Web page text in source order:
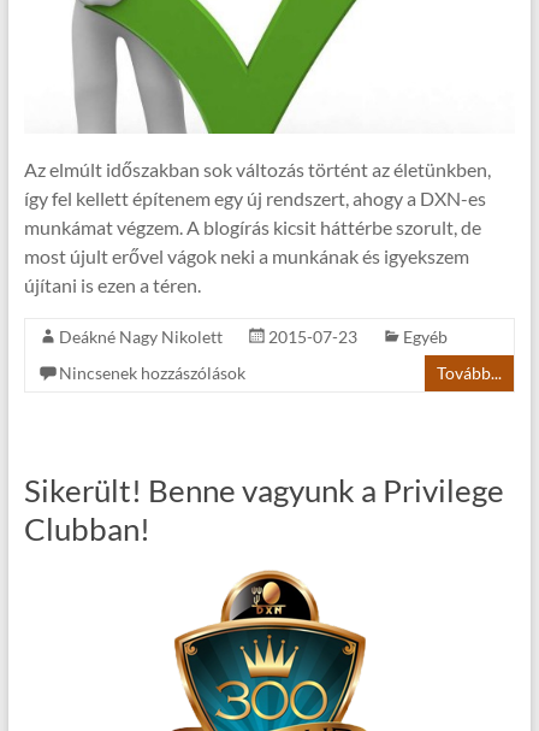
Az elmúlt időszakban sok változás történt az életünkben,
így fel kellett építenem egy új rendszert, ahogy a DXN-es
munkámat végzem. A blogírás kicsit háttérbe szorult, de
most újult erővel vágok neki a munkának és igyekszem
újítani is ezen a téren.
Deákné Nagy Nikolett 2015-07-23
Egyéb
Nincsenek hozzászólások
Tovább...
Sikerült! Benne vagyunk a Privilege
Clubban!